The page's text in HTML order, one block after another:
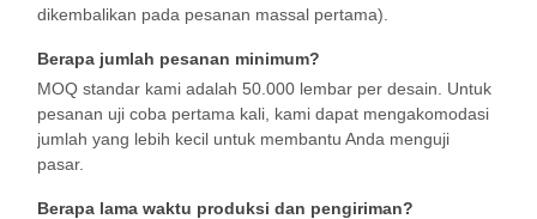
Sekarang
dikembalikan pada pesanan massal pertama).
Berapa jumlah pesanan minimum?
MOQ standar kami adalah 50.000 lembar per desain. Untuk
pesanan uji coba pertama kali, kami dapat mengakomodasi
jumlah yang lebih kecil untuk membantu Anda menguji
pasar.
Berapa lama waktu produksi dan pengiriman?